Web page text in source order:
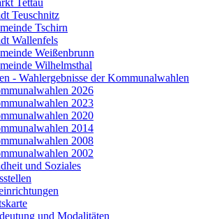
Tettau
Teuschnitz
Tschirn
Wallenfels
Weißenbrunn
Wilhelmsthal
- Wahlergebnisse der Kommunalwahlen
2026
2023
2020
2014
2008
2002
und Soziales
und Modalitäten